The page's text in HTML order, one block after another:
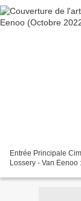
Entrée Principale
Lossery - Van Eenoo